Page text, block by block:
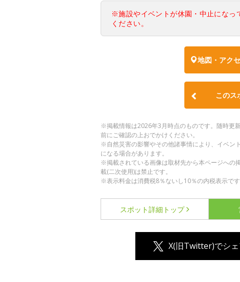
※施設やイベントが休園・中止になっ
ください。
地図・アク
このス
※掲載情報は2026年3月時点のものです。随時更
前にご確認の上おでかけください。
※自然災害の影響やその他諸事情により、イベン
になる場合があります。
※掲載されている画像は取材先から本ページへの
載(二次使用)は禁止です。
※表示料金は消費税8％ないし10％の内税表示です
スポット詳細 トップ
X(旧Twitter)でシ